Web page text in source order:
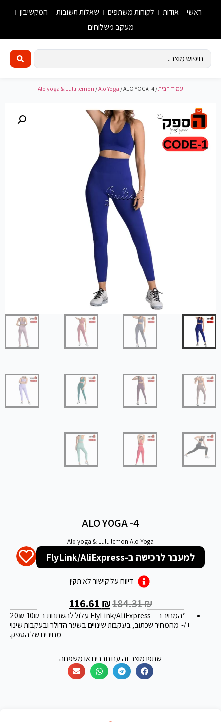
ראשי אודות לקוחות משתפים שאלות תשובות
המקשיבון
מעקב משלוחים
עמוד הבית/
Alo yoga & Lulu lemon /Alo Yoga / ALO YOGA -4
ALO YOGA -4
Alo Yoga
|
Alo yoga & Lulu lemon
למעבר לרכישה ב-FlyLink/AliExpress
דיווח על קישור לא תקין
184.31₪
116.61 ₪
*המחיר ב – FlyLink/AliExpress עלול להשתנות ב 20 ₪-10₪
+/- מהמחיר שכתוב, בעקבות שינויים בשער הדולר ובעקבות שינוי
מחירים של הספק.
שתפו מוצר זה עם חברים או משפחה